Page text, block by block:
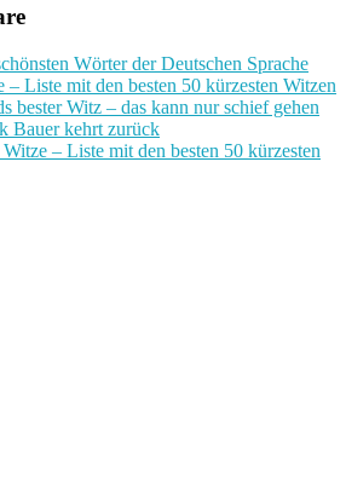
Wörter der Deutschen Sprache
– Liste mit den besten 50 kürzesten Witzen
bester Witz – das kann nur schief gehen
Bauer kehrt zurück
– Liste mit den besten 50 kürzesten